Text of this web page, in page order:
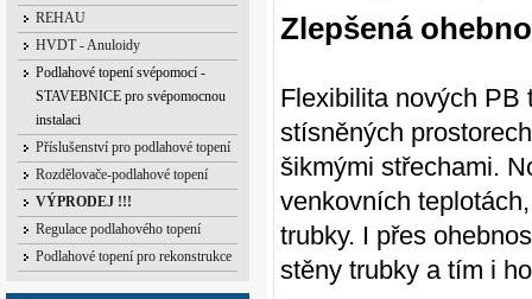
REHAU
HVDT - Anuloidy
Podlahové topení svépomocí -
STAVEBNICE pro svépomocnou
instalaci
Příslušenství pro podlahové topení
Rozdělovače-podlahové topení
VÝPRODEJ !!!
Regulace podlahového topení
Podlahové topení pro rekonstrukce
Zlepšená
Flexibilita nových PB
stísněných
šikmými střechami.
venkovních
trubky. I přes
stěny trubky a tím i